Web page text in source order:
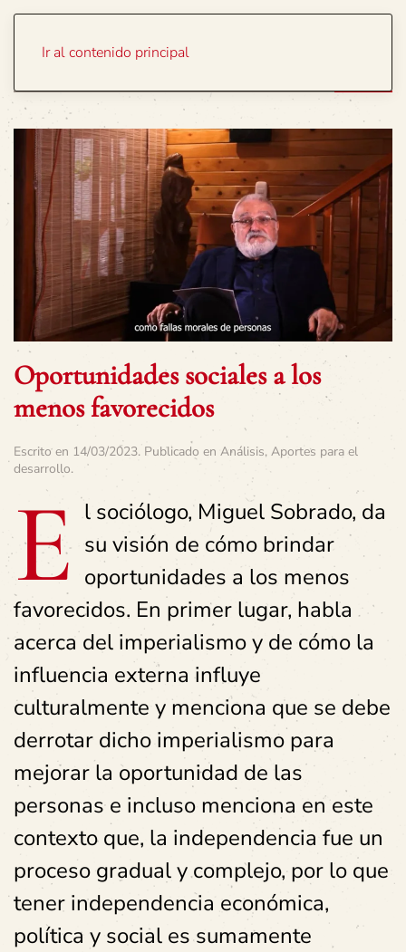
Ir al contenido principal
Oportunidades sociales a los
menos favorecidos
Escrito en 14/03/2023. Publicado en Análisis, Aportes para el
desarrollo.
E l sociólogo, Miguel Sobrado, da
su visión de cómo brindar
oportunidades a los menos
favorecidos. En primer lugar, habla
acerca del imperialismo y de cómo la
influencia externa influye
culturalmente y menciona que se debe
derrotar dicho imperialismo para
mejorar la oportunidad de las
personas e incluso menciona en este
contexto que, la independencia fue un
proceso gradual y complejo, por lo que
tener independencia económica,
política y social es sumamente